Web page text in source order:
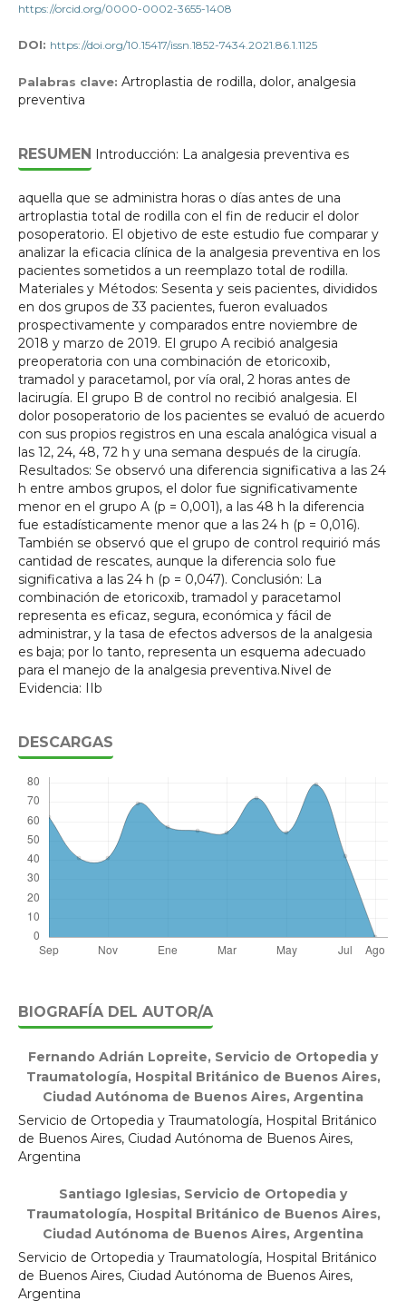
https://orcid.org/0000-0002-3655-1408
DOI: https://doi.org/10.15417/issn.1852-7434.2021.86.1.1125
Palabras clave: Artroplastia de rodilla, dolor, analgesia
preventiva
RESUMEN Introducción: La analgesia preventiva es
aquella que se administra horas o días antes de una
artroplastia total de rodilla con el fin de reducir el dolor
posoperatorio. El objetivo de este estudio fue comparar y
analizar la eficacia clínica de la analgesia preventiva en los
pacientes sometidos a un reemplazo total de rodilla.
Materiales y Métodos: Sesenta y seis pacientes, divididos
en dos grupos de 33 pacientes, fueron evaluados
prospectivamente y comparados entre noviembre de
2018 y marzo de 2019. El grupo A recibió analgesia
preoperatoria con una combinación de etoricoxib,
tramadol y paracetamol, por vía oral, 2 horas antes de
lacirugía. El grupo B de control no recibió analgesia. El
dolor posoperatorio de los pacientes se evaluó de acuerdo
con sus propios registros en una escala analógica visual a
las 12, 24, 48, 72 h y una semana después de la cirugía.
Resultados: Se observó una diferencia significativa a las 24
h entre ambos grupos, el dolor fue significativamente
menor en el grupo A (p = 0,001), a las 48 h la diferencia
fue estadísticamente menor que a las 24 h (p = 0,016).
También se observó que el grupo de control requirió más
cantidad de rescates, aunque la diferencia solo fue
significativa a las 24 h (p = 0,047). Conclusión: La
combinación de etoricoxib, tramadol y paracetamol
representa es eficaz, segura, económica y fácil de
administrar, y la tasa de efectos adversos de la analgesia
es baja; por lo tanto, representa un esquema adecuado
para el manejo de la analgesia preventiva.Nivel de
Evidencia: IIb
DESCARGAS
BIOGRAFÍA DEL AUTOR/A
Fernando Adrián Lopreite, Servicio de Ortopedia y
Traumatología, Hospital Británico de Buenos Aires,
Ciudad Autónoma de Buenos Aires, Argentina
Servicio de Ortopedia y Traumatología, Hospital Británico
de Buenos Aires, Ciudad Autónoma de Buenos Aires,
Argentina
Santiago Iglesias, Servicio de Ortopedia y
Traumatología, Hospital Británico de Buenos Aires,
Ciudad Autónoma de Buenos Aires, Argentina
Servicio de Ortopedia y Traumatología, Hospital Británico
de Buenos Aires, Ciudad Autónoma de Buenos Aires,
Argentina